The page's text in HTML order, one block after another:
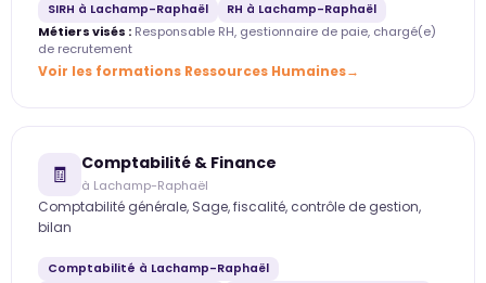
SIRH à Lachamp-Raphaël
RH à Lachamp-Raphaël
Métiers visés : Responsable RH, gestionnaire de paie, chargé(e)
de recrutement
Voir les formations Ressources Humaines
🧾 Comptabilité & Finance
à Lachamp-Raphaël
Comptabilité générale, Sage, fiscalité, contrôle de gestion,
bilan
Comptabilité à Lachamp-Raphaël